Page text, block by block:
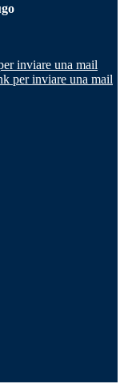
inviare una mail
per inviare una mail